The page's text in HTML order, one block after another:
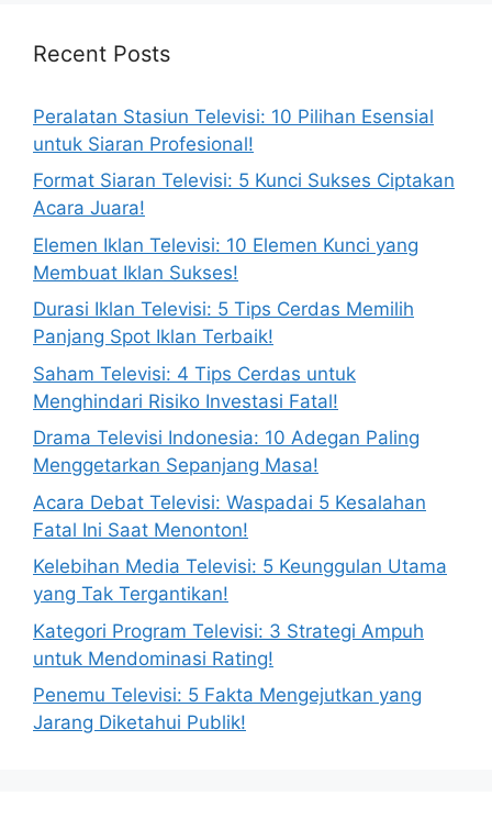
Recent Posts
Peralatan Stasiun Televisi: 10 Pilihan Esensial
untuk Siaran Profesional!
Format Siaran Televisi: 5 Kunci Sukses Ciptakan
Acara Juara!
Elemen Iklan Televisi: 10 Elemen Kunci yang
Membuat Iklan Sukses!
Durasi Iklan Televisi: 5 Tips Cerdas Memilih
Panjang Spot Iklan Terbaik!
Saham Televisi: 4 Tips Cerdas untuk
Menghindari Risiko Investasi Fatal!
Drama Televisi Indonesia: 10 Adegan Paling
Menggetarkan Sepanjang Masa!
Acara Debat Televisi: Waspadai 5 Kesalahan
Fatal Ini Saat Menonton!
Kelebihan Media Televisi: 5 Keunggulan Utama
yang Tak Tergantikan!
Kategori Program Televisi: 3 Strategi Ampuh
untuk Mendominasi Rating!
Penemu Televisi: 5 Fakta Mengejutkan yang
Jarang Diketahui Publik!